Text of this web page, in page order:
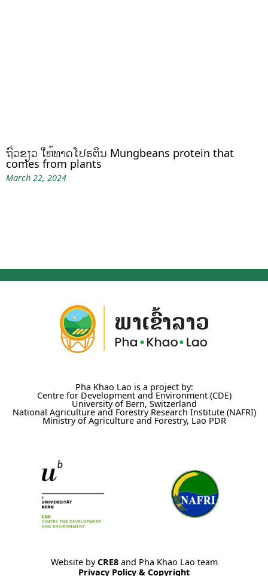
ຖົ່ວຂຽວ ໃຫ້ທາດໂປຣຕິນ Mungbeans protein that
comes from plants
March 22, 2024
Pha Khao Lao is a project by:
Centre for Development and Environment (CDE)
University of Bern, Switzerland
National Agriculture and Forestry Research Institute (NAFRI)
Ministry of Agriculture and Forestry, Lao PDR
Website byCRE8and Pha Khao Lao team
Privacy Policy & Copyright